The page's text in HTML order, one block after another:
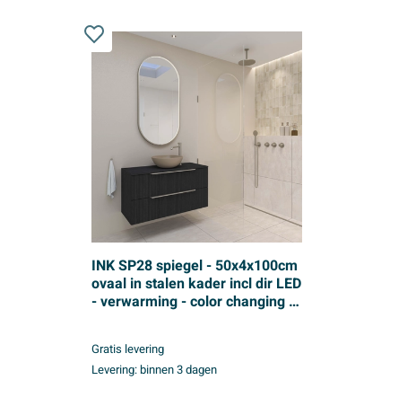
INK SP28 spiegel - 50x4x100cm
ovaal in stalen kader incl dir LED
- verwarming - color changing -
Gratis levering
Levering:binnen 3 dagen